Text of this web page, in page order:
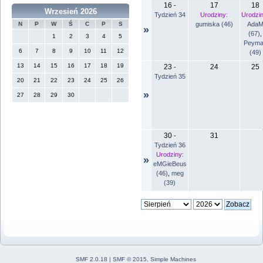
Wrzesień 2026
N P W Ś C P
S
1
2 3 4 5
6 7 8 9 10 11 12
13 14 15 16 17 18 19
20 21 22 23 24 25 26
27 28 29 30
»
16 -
Tydzień 34
17
Urodziny:
gumiska (46)
18
AdaM
(67)
(49)
»
23 -
Tydzień 35
24 25
»
30-
Tydzień 36
Urodziny:
eMGieBeus
(46) meg
(39)
31
SMF 2.0.18 | SMF © 2015
Simple Machines